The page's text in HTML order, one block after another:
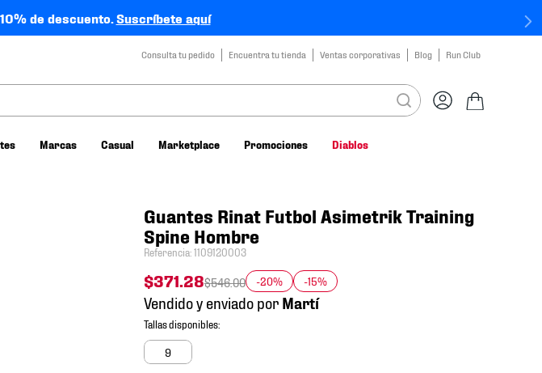
10% de descuento.Suscríbete aquí
Consulta tu pedido Encuentra tu tienda Ventas corporativas Blog Run Club
Marcas Casual Marketplace Promociones Diablos
Guantes Rinat Futbol Asimetrik Training
Spine Hombre
Referencia:1109120003
$371.28$546.00 -20% -15%
Vendido y enviado por
9